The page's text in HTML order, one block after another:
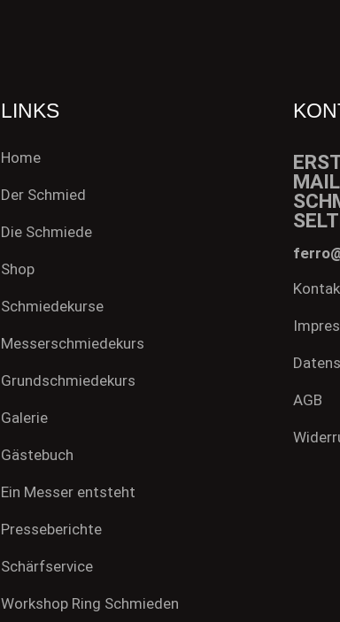
LINKS
Home
Der Schmied
Die Schmiede
Shop
Schmiedekurse
Messerschmiedekurs
Grundschmiedekurs
Galerie
Gästebuch
Ein Messer entsteht
Presseberichte
Schärfservice
Workshop Ring Schmieden
AGB